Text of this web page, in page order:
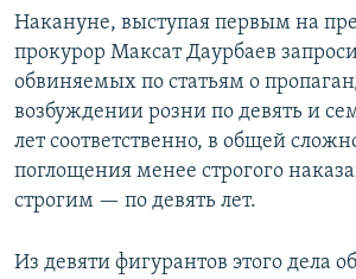
Накануне, выступая первым на
прокурор Максат Даурбаев
обвиняемых по статьям о
возбуждении розни по девять и
лет соответственно, в общей
поглощения менее строгого
строгим — по девять лет.
Из девяти фигурантов этого дела